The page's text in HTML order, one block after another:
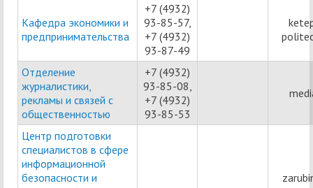
Кафедра экономики и
предпринимательства
+7 (4932)
93-85-57,
+7 (4932)
93-87-49
Отделение
журналистики,
рекламы и связей с
общественностью
+7 (4932)
93-85-08,
+7 (4932)
93-85-53
Центр подготовки
специалистов в сфере
информационной
безопасности и